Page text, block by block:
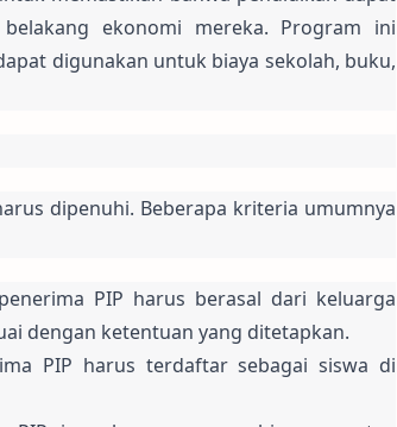
ekonomi mereka. Program ini
digunakan untuk biaya sekolah, buku,
dipenuhi. Beberapa kriteria umumnya
PIP harus berasal dari keluarga
dengan ketentuan yang ditetapkan.
PIP harus terdaftar sebagai siswa di